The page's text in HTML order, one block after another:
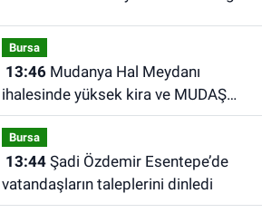
Bursa
13:46Mudanya Hal Meydanı
ihalesinde yüksek kira ve MUDAŞ
tartışması
Bursa
13:44Şadi Özdemir Esentepe’de
vatandaşların taleplerini dinledi